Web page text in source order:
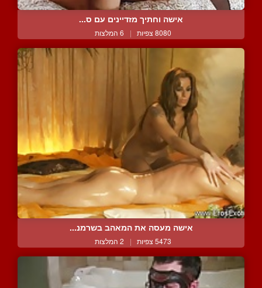
אישה וחתיך מזדיינים עם ס...
8080 צפיות | 6 המלצות
אישה מעסה את המאהב בשרמנ...
5473 צפיות | 2 המלצות